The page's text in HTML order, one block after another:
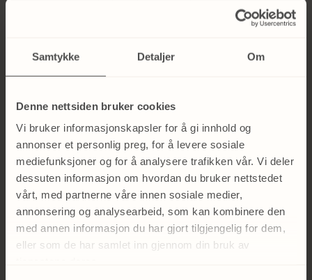
Samtykke Detaljer Om
Denne nettsiden bruker cookies
Vi bruker informasjonskapsler for å gi innhold og
annonser et personlig preg, for å levere sosiale
mediefunksjoner og for å analysere trafikken vår. Vi deler
dessuten informasjon om hvordan du bruker nettstedet
vårt, med partnerne våre innen sosiale medier,
annonsering og analysearbeid, som kan kombinere den
med annen informasjon du har gjort tilgjengelig for dem,
eller som de har samlet inn gjennom din bruk av
Marcus Richardsen har jobbet som
massasjeterapeut i snart 3 år.
Han fikk sitt diplom 2019, på den offentlige
godkjente fagskolen Institutt for Helhetsmedisin
som inngår både teoretisk og praktisk
fagutdanning.
Marcus hovedfokus i behandlingen er dine
behov. Sammen kartlegger vi dine primære